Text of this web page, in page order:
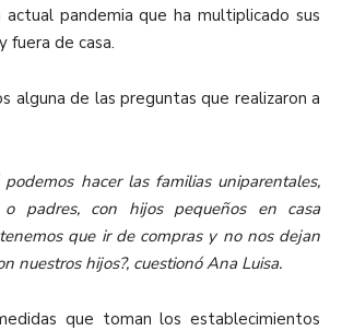
actual pandemia que ha multiplicado sus
fuera de casa.
alguna de las preguntas que realizaron a
hacer las familias uniparentales,
o padres, con hijos pequeños en casa
que ir de compras y no nos dejan
nuestros hijos?, cuestionó Ana Luisa.
que toman los establecimientos